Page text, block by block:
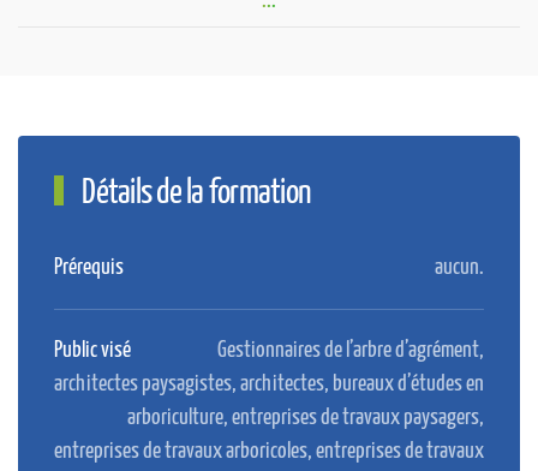
Détails de la formation
Prérequis aucun.
Public visé
Gestionnaires de l’arbre d’agrément,
architectes paysagistes, architectes, bureaux d’études en
arboriculture, entreprises de travaux paysagers,
entreprises de travaux arboricoles, entreprises de travaux